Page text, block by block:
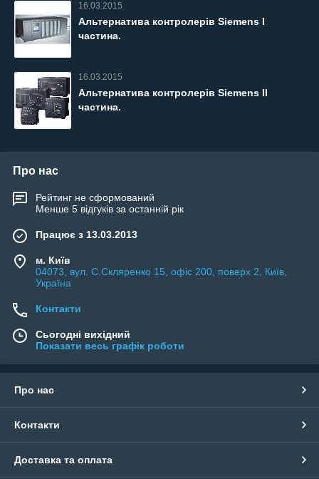
16.03.2015
Альтернатива контролерів Siemens I
частина.
16.03.2015
Альтернатива контролерів Siemens II
частина.
Про нас
Рейтинг не сформований
Менше 5 відгуків за останній рік
Працює з 13.03.2013
м. Київ
04073, вул. C.Скляренко 15, офіс 200, поверх 2, Київ,
Україна
Контакти
Сьогодні вихідний
Показати весь графік роботи
Про нас
Контакти
Доставка та оплата